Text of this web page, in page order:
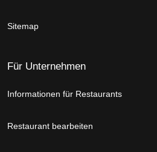
Sitemap
Für Unternehmen
Informationen für Restaurants
Restaurant bearbeiten